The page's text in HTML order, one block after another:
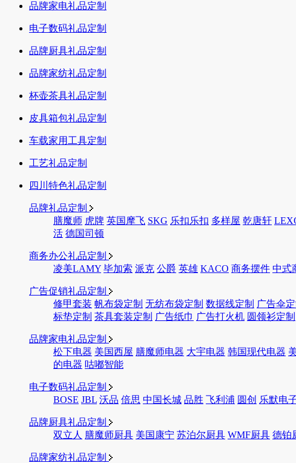
品牌家电礼品定制
电子数码礼品定制
品牌厨具礼品定制
品牌家纺礼品定制
杯壶茶具礼品定制
皮具箱包礼品定制
车载家用工具定制
工艺礼品定制
四川特色礼品定制
品牌礼品定制
膳魔师 虎牌 英国摩飞 SKG 乐扣乐扣 多样屋 乾唐轩
活 德国司顿
商务办公礼品定制
凌美LAMY 毕加索 派克 公爵 英雄 KACO 商务摆件 中式
广告促销礼品定制
修甲套装 帆布袋定制 无纺布袋定制 数据线定制 广告伞定
标垫定制 茶具套装定制 广告纸巾 广告打火机 圆领衫定制
品牌家电礼品定制
松下电器 美国西屋 膳魔师电器 大宇电器 韩国现代电器
的电器 咕嘟智能
电子数码礼品定制
BOSE JBL 沃品 倍思 中国长城 品胜 飞利浦 圆创 乐默电
品牌厨具礼品定制
双立人 膳魔师厨具 美国康宁 苏泊尔厨具 WMF厨具 德铂
品牌家纺礼品定制